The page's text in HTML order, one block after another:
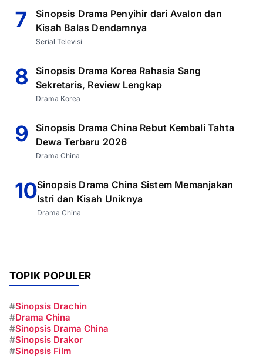
7
Sinopsis Drama Penyihir dari Avalon dan
Kisah Balas Dendamnya
Serial Televisi
8
Sinopsis Drama Korea Rahasia Sang
Sekretaris, Review Lengkap
Drama Korea
9
Sinopsis Drama China Rebut Kembali Tahta
Dewa Terbaru 2026
Drama China
10Sinopsis Drama China Sistem Memanjakan
Istri dan Kisah Uniknya
Drama China
TOPIK POPULER
#Sinopsis Drachin
#Drama China
#Sinopsis Drama China
#Sinopsis Drakor
#Sinopsis Film